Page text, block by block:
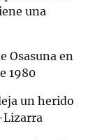
una
Osasuna en
1980
un herido
Lizarra